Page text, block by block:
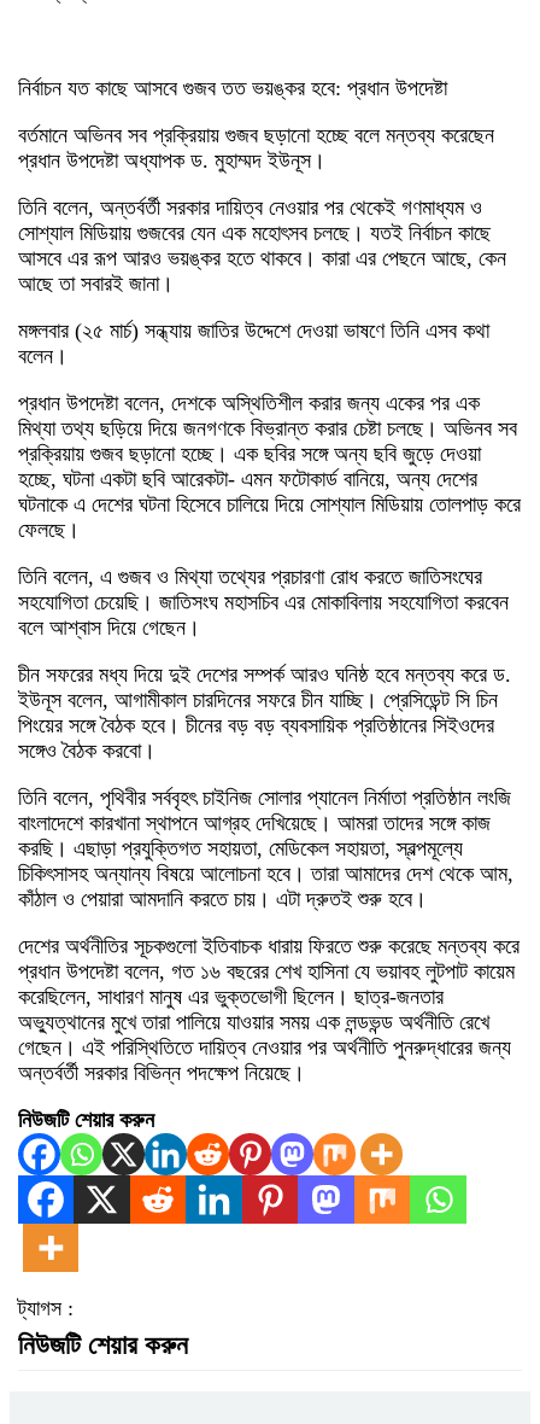
নির্বাচন যত কাছে আসবে গুজব তত ভয়ঙ্কর হবে: প্রধান উপদেষ্টা
বর্তমানে অভিনব সব প্রক্রিয়ায় গুজব ছড়ানো হচ্ছে বলে মন্তব্য করেছেন
প্রধান উপদেষ্টা অধ্যাপক ড. মুহাম্মদ ইউনূস।
তিনি বলেন, অন্তর্বর্তী সরকার দায়িত্ব নেওয়ার পর থেকেই গণমাধ্যম ও
সোশ্যাল মিডিয়ায় গুজবের যেন এক মহোৎসব চলছে। যতই নির্বাচন কাছে
আসবে এর রূপ আরও ভয়ঙ্কর হতে থাকবে। কারা এর পেছনে আছে, কেন
আছে তা সবারই জানা।
মঙ্গলবার (২৫ মার্চ) সন্ধ্যায় জাতির উদ্দেশে দেওয়া ভাষণে তিনি এসব কথা
বলেন।
প্রধান উপদেষ্টা বলেন, দেশকে অস্থিতিশীল করার জন্য একের পর এক
মিথ্যা তথ্য ছড়িয়ে দিয়ে জনগণকে বিভ্রান্ত করার চেষ্টা চলছে। অভিনব সব
প্রক্রিয়ায় গুজব ছড়ানো হচ্ছে। এক ছবির সঙ্গে অন্য ছবি জুড়ে দেওয়া
হচ্ছে, ঘটনা একটা ছবি আরেকটা- এমন ফটোকার্ড বানিয়ে, অন্য দেশের
ঘটনাকে এ দেশের ঘটনা হিসেবে চালিয়ে দিয়ে সোশ্যাল মিডিয়ায় তোলপাড় করে
ফেলছে।
তিনি বলেন, এ গুজব ও মিথ্যা তথ্যের প্রচারণা রোধ করতে জাতিসংঘের
সহযোগিতা চেয়েছি। জাতিসংঘ মহাসচিব এর মোকাবিলায় সহযোগিতা করবেন
বলে আশ্বাস দিয়ে গেছেন।
চীন সফরের মধ্য দিয়ে দুই দেশের সম্পর্ক আরও ঘনিষ্ঠ হবে মন্তব্য করে ড.
ইউনূস বলেন, আগামীকাল চারদিনের সফরে চীন যাচ্ছি। প্রেসিডেন্ট সি চিন
পিংয়ের সঙ্গে বৈঠক হবে। চীনের বড় বড় ব্যবসায়িক প্রতিষ্ঠানের সিইওদের
সঙ্গেও বৈঠক করবো।
তিনি বলেন, পৃথিবীর সর্ববৃহৎ চাইনিজ সোলার প্যানেল নির্মাতা প্রতিষ্ঠান লংজি
বাংলাদেশে কারখানা স্থাপনে আগ্রহ দেখিয়েছে। আমরা তাদের সঙ্গে কাজ
করছি। এছাড়া প্রযুক্তিগত সহায়তা, মেডিকেল সহায়তা, স্বল্পমূল্যে
চিকিৎসাসহ অন্যান্য বিষয়ে আলোচনা হবে। তারা আমাদের দেশ থেকে আম,
কাঁঠাল ও পেয়ারা আমদানি করতে চায়। এটা দ্রুতই শুরু হবে।
দেশের অর্থনীতির সূচকগুলো ইতিবাচক ধারায় ফিরতে শুরু করেছে মন্তব্য করে
প্রধান উপদেষ্টা বলেন, গত ১৬ বছরের শেখ হাসিনা যে ভয়াবহ লুটপাট কায়েম
করেছিলেন, সাধারণ মানুষ এর ভুক্তভোগী ছিলেন। ছাত্র-জনতার
অভ্যুত্থানের মুখে তারা পালিয়ে যাওয়ার সময় এক লন্ডভন্ড অর্থনীতি রেখে
গেছেন। এই পরিস্থিতিতে দায়িত্ব নেওয়ার পর অর্থনীতি পুনরুদ্ধারের জন্য
অন্তর্বর্তী সরকার বিভিন্ন পদক্ষেপ নিয়েছে।
নিউজটি শেয়ার করুন
ট্যাগস :
নিউজটি শেয়ার করুন